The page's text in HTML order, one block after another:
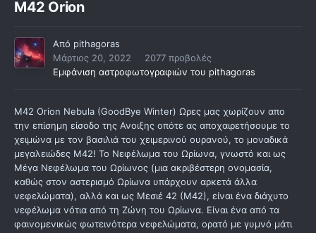
M42 Orion
Από pithagoras
Μάρτιος 20, 2022
2077 προβολές
Εμφάνιση αστροφωτογραφιών του pithagoras
M42 Orion Nebula (GoodBye Winter) Ωρες μας χωρίζουν απο
την επίσημη είσοδο της Ανοιξης οπότε ας αποχαιρετήσουμε το
χειμώνα με τον βασιλιά του χειμερινού ουρανού, το μοναδικά
μεγαλειώδες Μ42! Το Νεφέλωμα του Ωρίωνα, γνωστό και ως
Μέγα Νεφέλωμα του Ωρίωνος (μια ακριβέστερη ονομασία,
καθώς στον αστερισμό Ωρίωνα υπάρχουν αρκετά άλλα
νεφελώματα), αλλά και ως Μεσιέ 42 (Μ42), είναι ένα διάχυτο
νεφέλωμα νότια από τη Ζώνη του Ωρίωνα. Είναι ένα από τα
φαινομενικώς φωτεινότερα νεφελώματα, ορατό με γυμνό μάτι